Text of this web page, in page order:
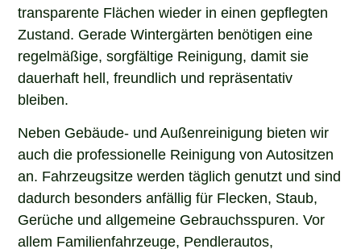
transparente Flächen wieder in einen gepflegten
Zustand. Gerade Wintergärten benötigen eine
regelmäßige, sorgfältige Reinigung, damit sie
dauerhaft hell, freundlich und repräsentativ
bleiben.
Neben Gebäude- und Außenreinigung bieten wir
auch die professionelle Reinigung von Autositzen
an. Fahrzeugsitze werden täglich genutzt und sind
dadurch besonders anfällig für Flecken, Staub,
Gerüche und allgemeine Gebrauchsspuren. Vor
allem Familienfahrzeuge, Pendlerautos,